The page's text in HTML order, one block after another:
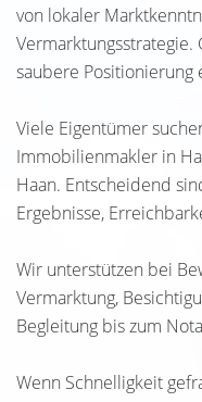
von lokaler
Vermarktungsstrategie.
saubere Positionierung
Viele Eigentümer
Immobilienmakler in
Haan. Entscheidend
Ergebnisse,
Wir unterstützen bei
Vermarktung,
Begleitung bis zum
Wenn Schnelligkeit